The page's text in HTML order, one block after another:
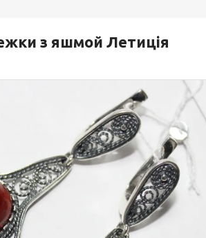
з яшмой Летиція